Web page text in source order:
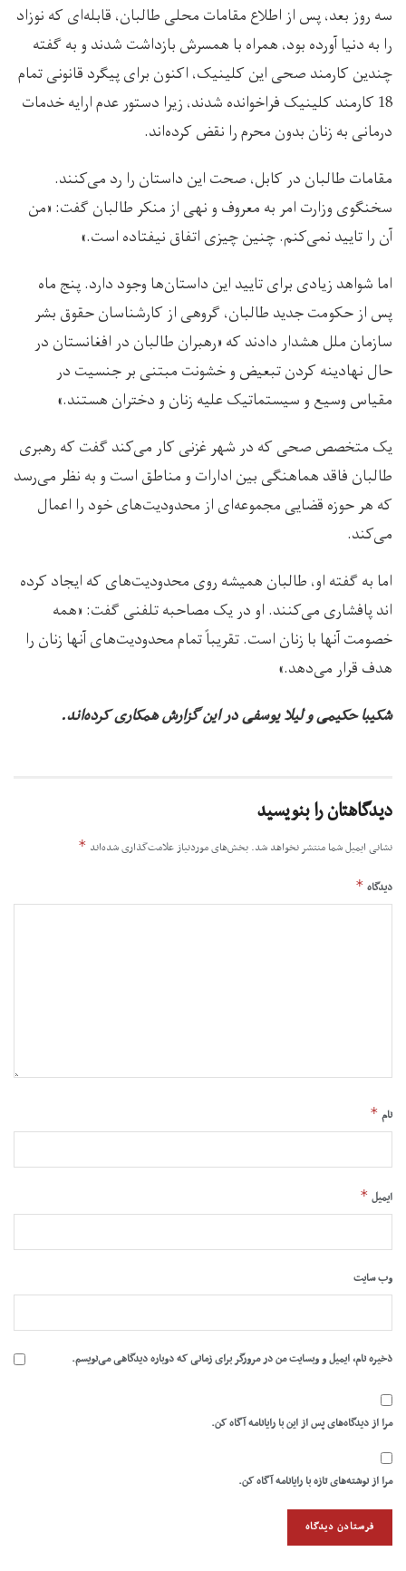
سه روز بعد، پس از اطلاع مقامات محلی طالبان، قابله‌ای که نوزاد
را به دنیا آورده بود، همراه با همسرش بازداشت شدند و به گفته
چندین کارمند صحی این کلینیک، اکنون برای پیگرد قانونی تمام
18 کارمند کلینیک فراخوانده شدند، زیرا دستور عدم ارایه خدمات
درمانی به زنان بدون محرم را نقض کرده‌اند.
مقامات طالبان در کابل، صحت این داستان را رد می‌کنند.
سخنگوی وزارت امر به معروف و نهی از منکر طالبان گفت: «من
آن را تایید نمی‌کنم. چنین چیزی اتفاق نیفتاده است.»
اما شواهد زیادی برای تایید این داستان‌ها وجود دارد. پنج ماه
پس از حکومت جدید طالبان، گروهی از کارشناسان حقوق بشر
سازمان ملل هشدار دادند که «رهبران طالبان در افغانستان در
حال نهادینه کردن تبعیض و خشونت مبتنی بر جنسیت در
مقیاس وسیع و سیستماتیک علیه زنان و دختران هستند.»
یک متخصص صحی که در شهر غزنی کار می‌کند گفت که رهبری
طالبان فاقد هماهنگی بین ادارات و مناطق است و به نظر می‌رسد
که هر حوزه قضایی مجموعه‌ای از محدودیت‌های خود را اعمال
می‌کند.
اما به گفته او، طالبان همیشه روی محدودیت‌های که ایجاد کرده
اند پافشاری می‌کنند. او در یک مصاحبه تلفنی گفت: «همه
خصومت آنها با زنان است. تقریباً تمام محدودیت‌های آنها زنان را
هدف قرار می‌دهد.»
شکیبا حکیمی و لیلا یوسفی در این گزارش همکاری کرده‌اند.
دیدگاهتان را بنویسید
نشانی ایمیل شما منتشر نخواهد شد. بخش‌های موردنیاز علامت‌گذاری شده‌اند *
دیدگاه *
نام *
ایمیل *
وب‌ سایت
ذخیره نام، ایمیل و وبسایت من در مرورگر برای زمانی که دوباره دیدگاهی می‌نویسم.
مرا از دیدگاه‌های پس از این با رایانامه آگاه کن.
مرا از نوشته‌های تازه با رایانامه آگاه کن.